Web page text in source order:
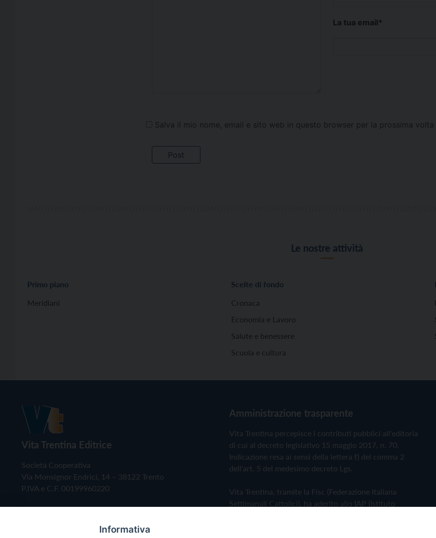
La tua email*
Salva il mio nome, email e sito web in questo browser per la prossima
Le nostre attività
Primo piano
Meridiani
Scelte di fondo
Cronaca
Economia e Lavoro
Salute e benessere
Scuola e cultura
Vita Trentina Editrice
Società Cooperativa
Via Monsignor Endrici, 14 – 38122 Trento
P.IVA e C.F. 00199960220
Amministrazione trasparente
Vita Trentina percepisce i contributi pubblici all'editoria
di cui al decreto legislativo 15 maggio 2017, n. 70.
Indicazione resa ai sensi della lettera f) del comma 2
dell'art. 5 del medesimo decreto Lgs.
Vita Trentina, tramite la Fisc (Federazione Italiana
Settimanali Cattolici), ha aderito allo IAP (Istituto
Informativa